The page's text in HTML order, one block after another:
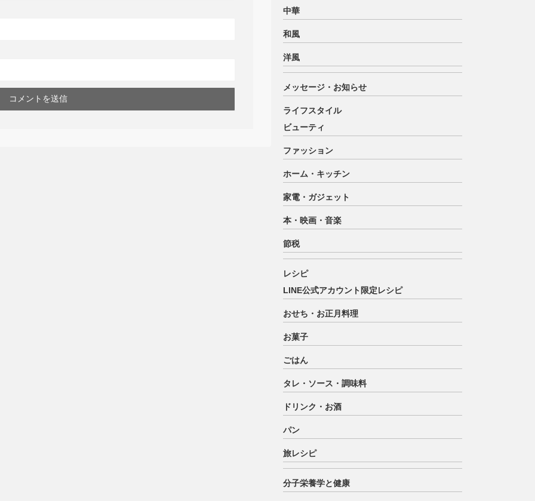
中華
和風
洋風
メッセージ・お知らせ
ライフスタイル
ビューティ
ファッション
ホーム・キッチン
家電・ガジェット
本・映画・音楽
節税
レシピ
LINE公式アカウント限定レシピ
おせち・お正月料理
お菓子
ごはん
タレ・ソース・調味料
ドリンク・お酒
パン
旅レシピ
分子栄養学と健康